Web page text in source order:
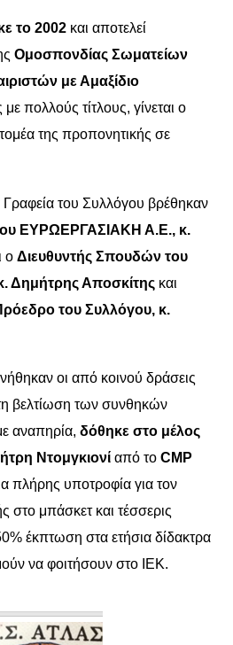
το 2002 και αποτελεί
Ομοσπονδίας Σωματείων
με Αμαξίδιο
πολλούς τίτλους, γίνεται ο
της προπονητικής σε
του Συλλόγου βρέθηκαν
ΕΥΡΩΕΡΓΑΣΙΑΚΗ Α.Ε., κ.
ο Διευθυντής Σπουδών του
Δημήτρης Αποσκίτης και
του Συλλόγου, κ.
οι από κοινού δράσεις
βελτίωση των συνθηκών
αναπηρία, δόθηκε στο μέλος
Ντομγκιονί από το CMP
πλήρης υποτροφία για τον
στο μπάσκετ και τέσσερις
έκπτωση στα ετήσια δίδακτρα
να φοιτήσουν στο ΙΕΚ.